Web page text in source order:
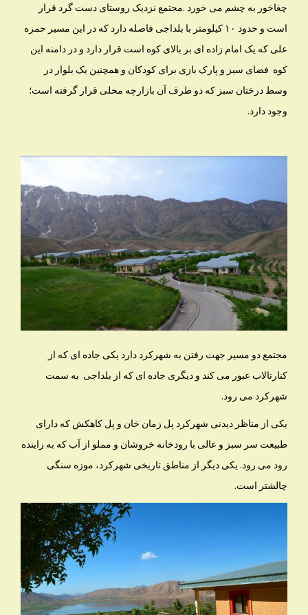
چغاخور به چشم می خورد .مجتمع نزدیک روستای دست گرد قرار
است و حدود ۱۰ کیلومتر با بلداجی فاصله دارد که در این مسیر حمزه
علی که یک امام زاده ای بر بالای کوه است قرار دارد و در دامنه این
کوه فضای سبز و پارک بازی برای کودکان و همچنین یک بلوار در
وسط درختان سبز که دو طرف آن بازارچه محلی قرار گرفته است؛
وجود دارد.
مجتمع دو مسیر جهت رفتن به شهرکرد دارد یکی جاده ای که از
کنارتالاب عبور می کند و دیگری جاده ای که از بلداجی به سمت
شهرکرد می رود.
یکی از مناظر دیدنی شهرکرد پل زمان خان و پل کاهکش که دارای
طبیعت سر سبز و عالی با رودخانه خروشان و مملو از آب که به زاینده
رود می رود. یکی دیگر از مناطق تاریخی شهرکرد، موزه سنگی
چالشتر است.